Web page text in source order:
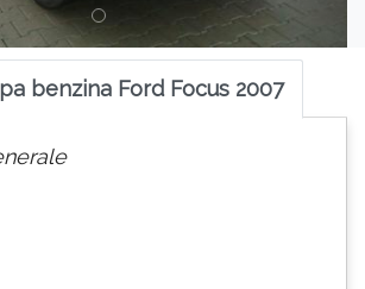
benzina Ford Focus 2007